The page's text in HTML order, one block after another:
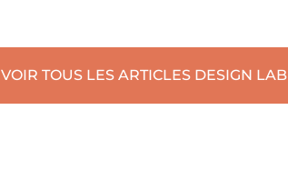
VOIR TOUS LES ARTICLES DESIGN LAB